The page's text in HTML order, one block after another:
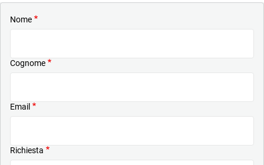
Nome
Cognome
Email
Richiesta